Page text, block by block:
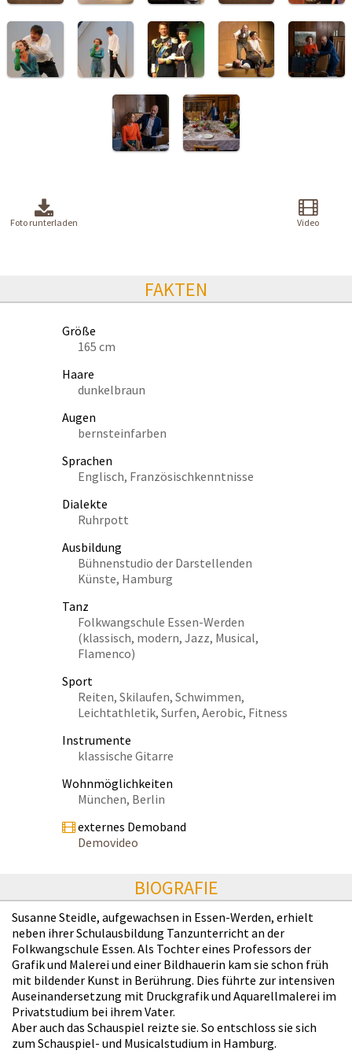
Foto runterladen Video
FAKTEN
Größe
165 cm
Haare
dunkelbraun
Augen
bernsteinfarben
Sprachen
Englisch, Französischkenntnisse
Dialekte
Ruhrpott
Ausbildung
Bühnenstudio der Darstellenden
Künste, Hamburg
Tanz
Folkwangschule Essen-Werden
(klassisch, modern, Jazz, Musical,
Flamenco)
Sport
Reiten, Skilaufen, Schwimmen,
Leichtathletik, Surfen, Aerobic, Fitness
Instrumente
klassische Gitarre
Wohnmöglichkeiten
München, Berlin
externes Demoband
Demovideo
BIOGRAFIE
Susanne Steidle, aufgewachsen in Essen-Werden, erhielt
neben ihrer Schulausbildung Tanzunterricht an der
Folkwangschule Essen. Als Tochter eines Professors der
Grafik und Malerei und einer Bildhauerin kam sie schon früh
mit bildender Kunst in Berührung. Dies führte zur intensiven
Auseinandersetzung mit Druckgrafik und Aquarellmalerei im
Privatstudium bei ihrem Vater.
Aber auch das Schauspiel reizte sie. So entschloss sie sich
zum Schauspiel- und Musicalstudium in Hamburg.